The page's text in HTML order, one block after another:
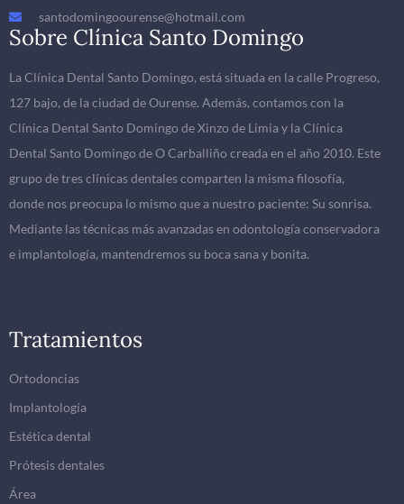
santodomingoourense@hotmail.com
Sobre Clínica Santo Domingo
La Clínica Dental Santo Domingo, está situada en la calle Progreso,
127 bajo, de la ciudad de Ourense. Además, contamos con la
Clínica Dental Santo Domingo de Xinzo de Limia y la Clínica
Dental Santo Domingo de O Carballiño creada en el año 2010. Este
grupo de tres clínicas dentales comparten la misma filosofía,
donde nos preocupa lo mismo que a nuestro paciente: Su sonrisa.
Mediante las técnicas más avanzadas en odontología conservadora
e implantología, mantendremos su boca sana y bonita.
Tratamientos
Ortodoncias
Implantología
Estética dental
Prótesis dentales
Área